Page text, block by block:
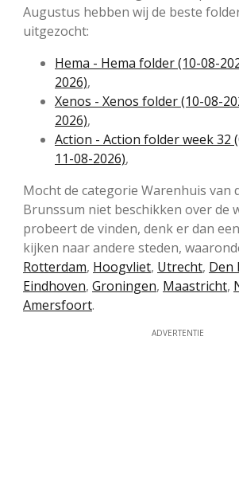
Augustus hebben wij de beste
uitgezocht:
Hema - Hema folder (10-08-
2026),
Xenos - Xenos folder (10-08-
2026),
Action - Action folder week 32
11-08-2026),
Mocht de categorie Warenhuis van
Brunssum niet beschikken over de
probeert de vinden, denk er dan
kijken naar andere steden,
Rotterdam, Hoogvliet, Utrecht, Den
Eindhoven, Groningen, Maastricht,
Amersfoort.
ADVERTENTIE